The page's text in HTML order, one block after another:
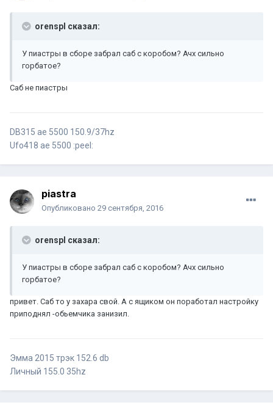
orenspl сказал:
У пиастры в сборе забрал саб с коробом? Ачх сильно
горбатое?
Саб не пиастры
DB315 ae 5500 150.9/37hz
Ufo418 ae 5500 :peel:
piastra
Опубликовано 29 сентября, 2016
orenspl сказал:
У пиастры в сборе забрал саб с коробом? Ачх сильно
горбатое?
привет. Саб то у захара свой. А с ящиком он поработал настройку
приподнял -обьемчика занизил.
Эмма 2015 трэк 152.6 db
Личный 155.0 35hz